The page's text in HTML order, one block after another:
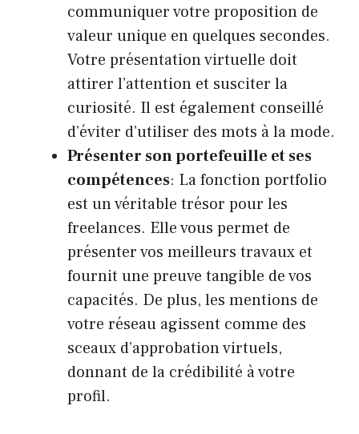
communiquer votre proposition de
valeur unique en quelques secondes.
Votre présentation virtuelle doit
attirer l’attention et susciter la
curiosité. Il est également conseillé
d’éviter d’utiliser des mots à la mode.
Présenter son portefeuille et ses
compétences: La fonction portfolio
est un véritable trésor pour les
freelances. Elle vous permet de
présenter vos meilleurs travaux et
fournit une preuve tangible de vos
capacités. De plus, les mentions de
votre réseau agissent comme des
sceaux d’approbation virtuels,
donnant de la crédibilité à votre
profil.